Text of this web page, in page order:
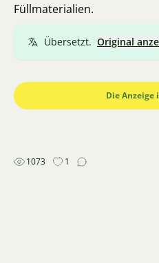
Füllmaterialien.
Übersetzt. Original
Die Anzeige
1073 1